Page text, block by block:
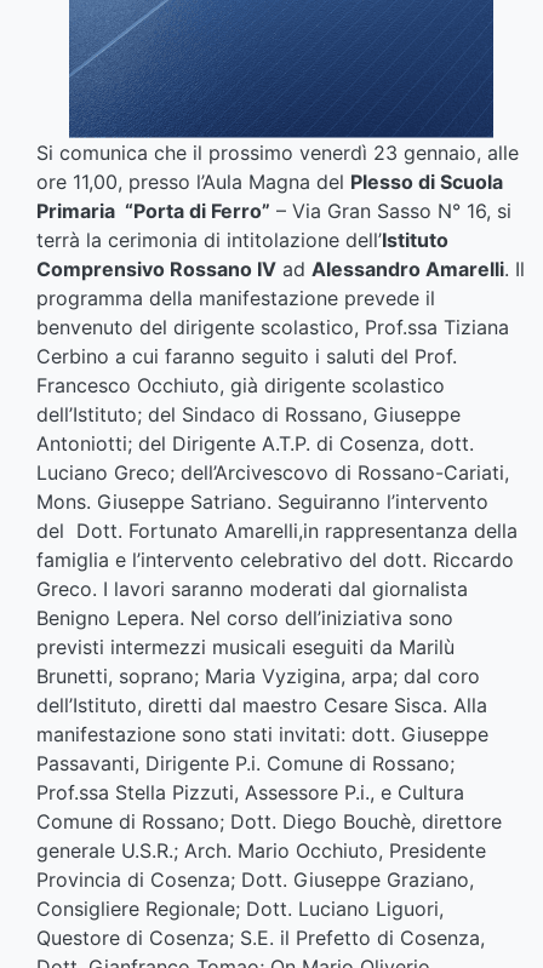
Si comunica che il prossimo venerdì 23 gennaio, alle
ore 11,00, presso l’Aula Magna del Plesso di Scuola
Primaria “Porta di Ferro” – Via Gran Sasso N° 16, si
terrà la cerimonia di intitolazione dell’Istituto
Comprensivo Rossano IV ad Alessandro Amarelli. Il
programma della manifestazione prevede il
benvenuto del dirigente scolastico, Prof.ssa Tiziana
Cerbino a cui faranno seguito i saluti del Prof.
Francesco Occhiuto, già dirigente scolastico
dell’Istituto; del Sindaco di Rossano, Giuseppe
Antoniotti; del Dirigente A.T.P. di Cosenza, dott.
Luciano Greco; dell’Arcivescovo di Rossano-Cariati,
Mons. Giuseppe Satriano. Seguiranno l’intervento
del Dott. Fortunato Amarelli,in rappresentanza della
famiglia e l’intervento celebrativo del dott. Riccardo
Greco. I lavori saranno moderati dal giornalista
Benigno Lepera. Nel corso dell’iniziativa sono
previsti intermezzi musicali eseguiti da Marilù
Brunetti, soprano; Maria Vyzigina, arpa; dal coro
dell’Istituto, diretti dal maestro Cesare Sisca. Alla
manifestazione sono stati invitati: dott. Giuseppe
Passavanti, Dirigente P.i. Comune di Rossano;
Prof.ssa Stella Pizzuti, Assessore P.i., e Cultura
Comune di Rossano; Dott. Diego Bouchè, direttore
generale U.S.R.; Arch. Mario Occhiuto, Presidente
Provincia di Cosenza; Dott. Giuseppe Graziano,
Consigliere Regionale; Dott. Luciano Liguori,
Questore di Cosenza; S.E. il Prefetto di Cosenza,